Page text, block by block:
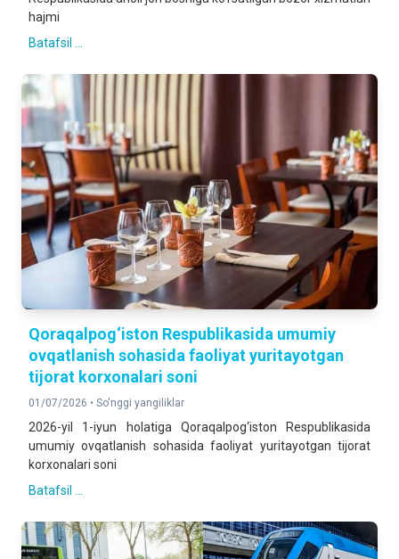
hajmi
Batafsil ...
Qoraqalpog‘iston Respublikasida umumiy
ovqatlanish sohasida faoliyat yuritayotgan
tijorat korxonalari soni
01/07/2026 • So'nggi yangiliklar
2026-yil 1-iyun holatiga Qoraqalpog‘iston Respublikasida
umumiy ovqatlanish sohasida faoliyat yuritayotgan tijorat
korxonalari soni
Batafsil ...